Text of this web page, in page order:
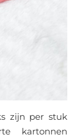
zijn per stuk
kartonnen